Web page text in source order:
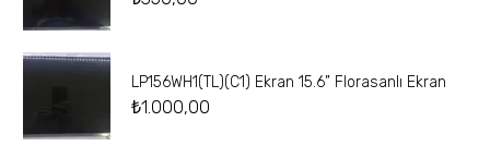
LP156WH1(TL)(C1) Ekran 15.6” Florasanlı Ekran
₺1.000,00